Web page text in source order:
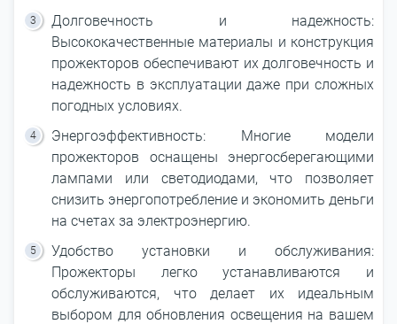
Долговечность и надежность:
Высококачественные материалы и конструкция
прожекторов обеспечивают их долговечность и
надежность в эксплуатации даже при сложных
погодных условиях.
Энергоэффективность: Многие модели
прожекторов оснащены энергосберегающими
лампами или светодиодами, что позволяет
снизить энергопотребление и экономить деньги
на счетах за электроэнергию.
Удобство установки и обслуживания:
Прожекторы легко устанавливаются и
обслуживаются, что делает их идеальным
выбором для обновления освещения на вашем